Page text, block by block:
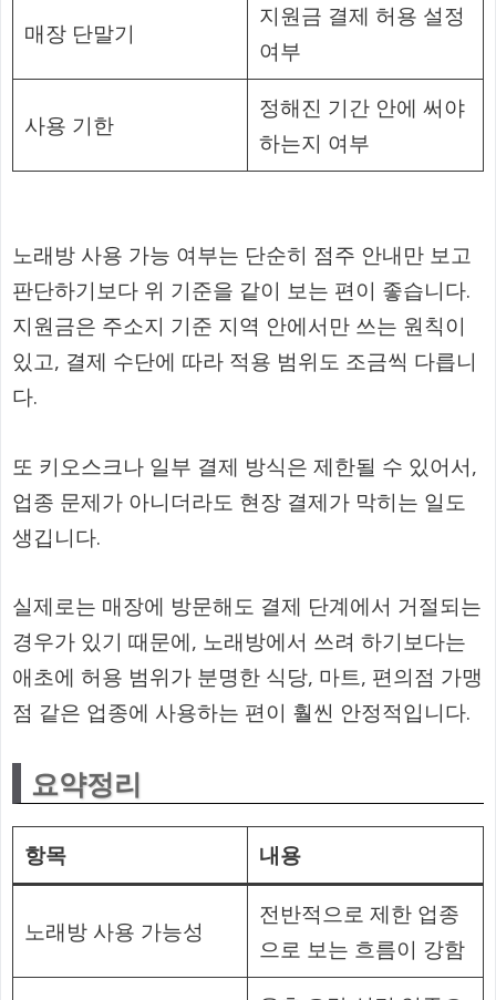
매장 단말기
지원금 결제 허용 설정
여부
사용 기한
정해진 기간 안에 써야
하는지 여부
노래방 사용 가능 여부는 단순히 점주 안내만 보고
판단하기보다 위 기준을 같이 보는 편이 좋습니다.
지원금은 주소지 기준 지역 안에서만 쓰는 원칙이
있고, 결제 수단에 따라 적용 범위도 조금씩 다릅니
다.
또 키오스크나 일부 결제 방식은 제한될 수 있어서,
업종 문제가 아니더라도 현장 결제가 막히는 일도
생깁니다.
실제로는 매장에 방문해도 결제 단계에서 거절되는
경우가 있기 때문에, 노래방에서 쓰려 하기보다는
애초에 허용 범위가 분명한 식당, 마트, 편의점 가맹
점 같은 업종에 사용하는 편이 훨씬 안정적입니다.
요약정리
항목 내용
노래방 사용 가능성
전반적으로 제한 업종
으로 보는 흐름이 강함